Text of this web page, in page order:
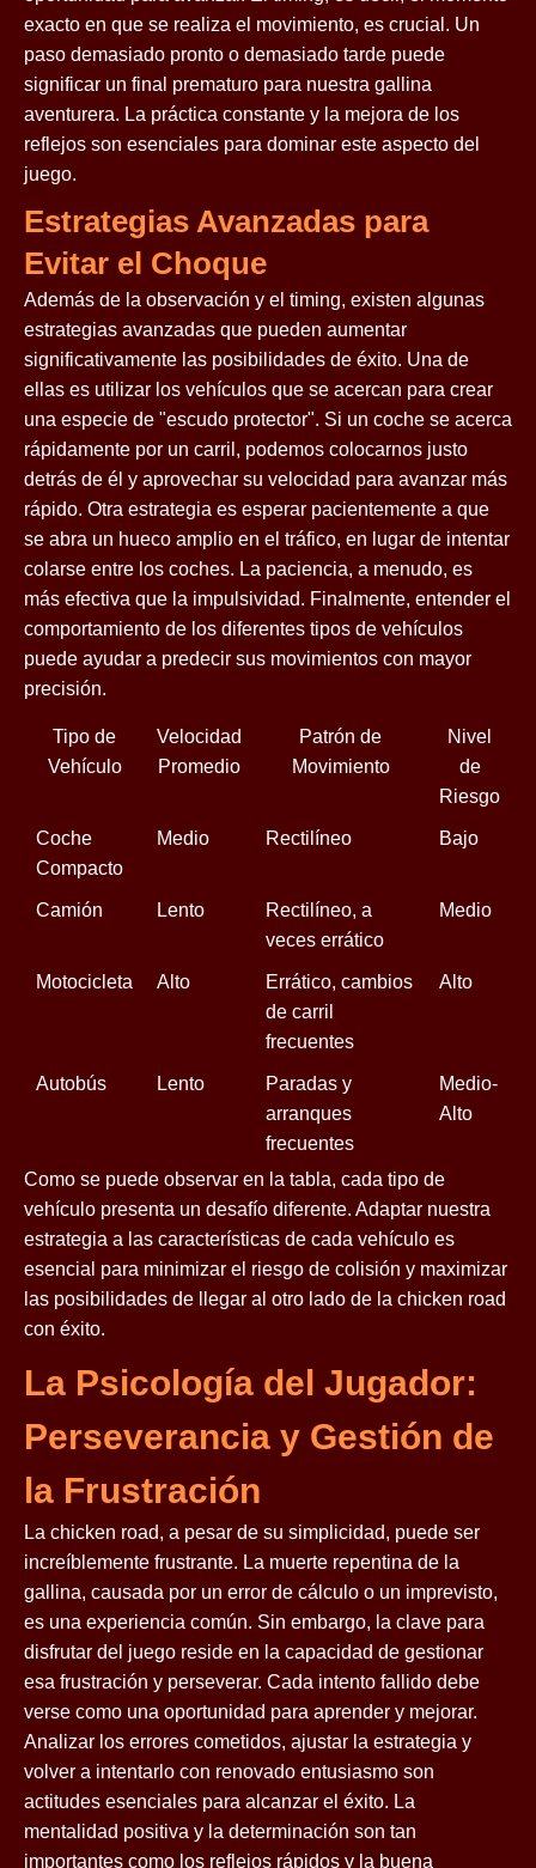
exacto en que se realiza el movimiento, es crucial. Un
paso demasiado pronto o demasiado tarde puede
significar un final prematuro para nuestra gallina
aventurera. La práctica constante y la mejora de los
reflejos son esenciales para dominar este aspecto del
juego.
Estrategias Avanzadas para
Evitar el Choque
Además de la observación y el timing, existen algunas
estrategias avanzadas que pueden aumentar
significativamente las posibilidades de éxito. Una de
ellas es utilizar los vehículos que se acercan para crear
una especie de "escudo protector". Si un coche se acerca
rápidamente por un carril, podemos colocarnos justo
detrás de él y aprovechar su velocidad para avanzar más
rápido. Otra estrategia es esperar pacientemente a que
se abra un hueco amplio en el tráfico, en lugar de intentar
colarse entre los coches. La paciencia, a menudo, es
más efectiva que la impulsividad. Finalmente, entender el
comportamiento de los diferentes tipos de vehículos
puede ayudar a predecir sus movimientos con mayor
precisión.
Tipo de
Vehículo
Velocidad
Promedio
Patrón de
Movimiento
Nivel
de
Riesgo
Coche
Compacto
Medio Rectilíneo Bajo
Camión Lento
Rectilíneo, a
veces errático
Medio
Motocicleta Alto
Errático, cambios
de carril
frecuentes
Alto
Autobús Lento
Paradas y
arranques
frecuentes
Medio-
Alto
Como se puede observar en la tabla, cada tipo de
vehículo presenta un desafío diferente. Adaptar nuestra
estrategia a las características de cada vehículo es
esencial para minimizar el riesgo de colisión y maximizar
las posibilidades de llegar al otro lado de la chicken road
con éxito.
La Psicología del Jugador:
Perseverancia y Gestión de
la Frustración
La chicken road, a pesar de su simplicidad, puede ser
increíblemente frustrante. La muerte repentina de la
gallina, causada por un error de cálculo o un imprevisto,
es una experiencia común. Sin embargo, la clave para
disfrutar del juego reside en la capacidad de gestionar
esa frustración y perseverar. Cada intento fallido debe
verse como una oportunidad para aprender y mejorar.
Analizar los errores cometidos, ajustar la estrategia y
volver a intentarlo con renovado entusiasmo son
actitudes esenciales para alcanzar el éxito. La
mentalidad positiva y la determinación son tan
importantes como los reflejos rápidos y la buena